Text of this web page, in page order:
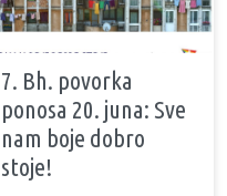
7. Bh. povorka
ponosa 20. juna: Sve
nam boje dobro
stoje!